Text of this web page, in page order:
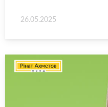
26.05.2025